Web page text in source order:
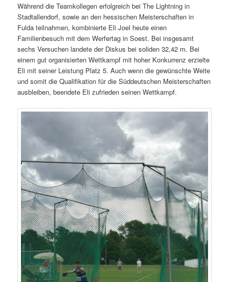
Während die Teamkollegen erfolgreich bei The Lightning in
Stadtallendorf, sowie an den hessischen Meisterschaften in
Fulda teilnahmen, kombinierte Eli Joel heute einen
Familienbesuch mit dem Werfertag in Soest. Bei insgesamt
sechs Versuchen landete der Diskus bei soliden 32,42 m. Bei
einem gut organisierten Wettkampf mit hoher Konkurrenz erzielte
Eli mit seiner Leistung Platz 5. Auch wenn die gewünschte Weite
und somit die Qualifikation für die Süddeutschen Meisterschaften
ausbleiben, beendete Eli zufrieden seinen Wettkampf.